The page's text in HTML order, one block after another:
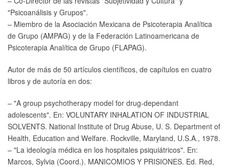
"Psicoanálisis y Grupos".
– Miembro de la Asociación Mexicana de Psicoterapia Analítica
de Grupo (AMPAG) y de la Federación Latinoamericana de
Psicoterapia Analítica de Grupo (FLAPAG).
Autor de más de 50 artículos científicos, de capítulos en cuatro
libros y de autoría en dos:
– "A group psychotherapy model for drug-dependant
adolescents". En: VOLUNTARY INHALATION OF INDUSTRIAL
SOLVENTS. National Institute of Drug Abuse, U. S. Department of
Health, Education and Welfare. Rockville, Maryland, U.S.A., 1978.
– "La ideología médica en los hospitales psiquiátricos". En:
Marcos, Sylvia (Coord.). MANICOMIOS Y PRISIONES. Ed. Red,